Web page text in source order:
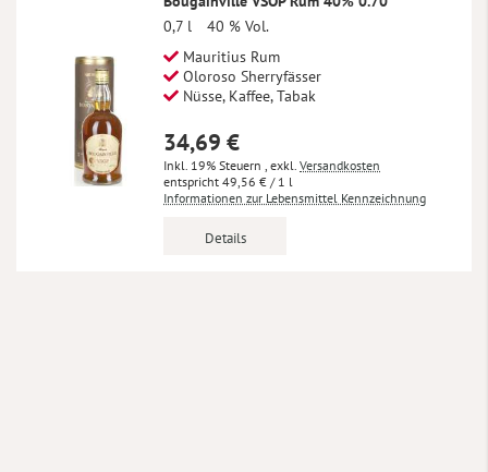
0,7 l
40 % Vol.
Mauritius Rum
Oloroso Sherryfässer
Nüsse, Kaffee, Tabak
34,69 €
Inkl. 19% Steuern , exkl. Versandkosten
49,56 € / 1 l
Informationen zur Lebensmittel Kennzeichnung
Details